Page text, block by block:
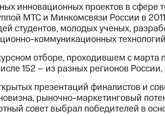
инновационных проектов в сфере
МТС и Минкомсвязи России в
студентов, молодых ученых,
коммуникационных технологий
отборе, проходившем с марта
152 – из разных регионов
презентаций финалистов и
рыночно-маркетинговый
совет выбрал победителей в